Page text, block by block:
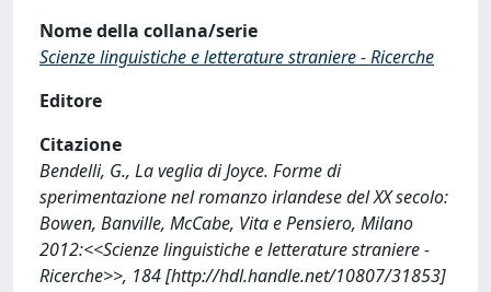
Nome della collana/serie
Scienze linguistiche e letterature straniere - Ricerche
Editore
Citazione
Bendelli, G., La veglia di Joyce. Forme di
sperimentazione nel romanzo irlandese del XX secolo:
Bowen, Banville, McCabe, Vita e Pensiero, Milano
2012:<<Scienze linguistiche e letterature straniere -
Ricerche>>, 184 [http://hdl.handle.net/10807/31853]